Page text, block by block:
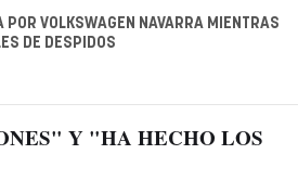
VOLKSWAGEN NAVARRA MIENTRAS
DE DESPIDOS
Y "HA HECHO LOS